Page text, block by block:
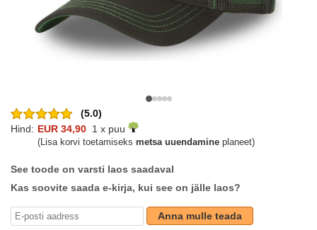
(5.0)
Hind: EUR 34,90 1 x puu
(Lisa korvi toetamiseks metsa uuendamine planeet)
See toode on varsti laos saadaval
Kas soovite saada e-kirja, kui see on jälle laos?
Anna mulle teada